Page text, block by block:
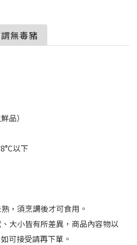
無毒豬
品）
以下
，須烹調後才可食用。
大小皆有所差異，商品內容物以
可接受請再下單。